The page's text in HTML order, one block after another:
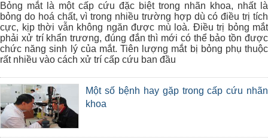
Bỏng mắt là một cấp cứu đặc biệt trong nhãn khoa, nhất là
bỏng do hoá chất, vì trong nhiều trường hợp dù có điều trị tích
cực, kịp thời vẫn không ngăn được mù loà. Điều trị bỏng mắt
phải xử trí khẩn trương, đúng đắn thì mới có thể bảo tồn được
chức năng sinh lý của mắt. Tiên lượng mắt bị bỏng phụ thuộc
rất nhiều vào cách xử trí cấp cứu ban đầu
Một số bệnh hay gặp trong cấp cứu nhãn
khoa